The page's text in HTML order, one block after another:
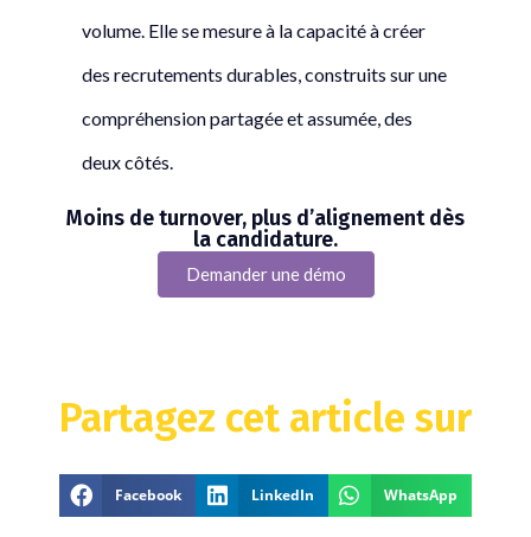
volume. Elle se mesure à la capacité à créer
des recrutements durables, construits sur une
compréhension partagée et assumée, des
deux côtés.
Moins de turnover, plus d’alignement dès
la candidature.
Demander une démo
Partagez cet article sur
Facebook LinkedIn WhatsApp